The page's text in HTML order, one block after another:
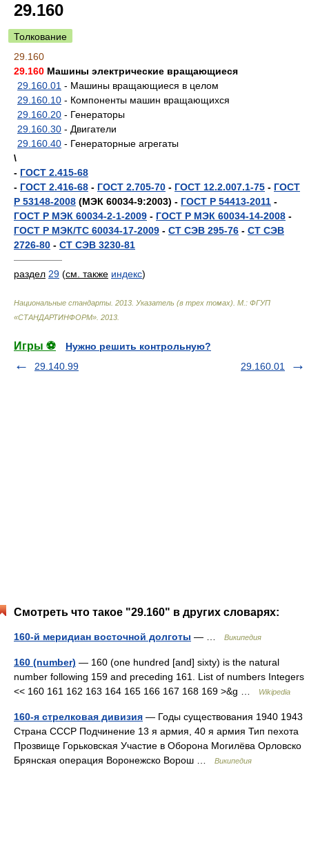
29.160
Толкование
29.160
29.160 Машины электрические вращающиеся
29.160.01 - Машины вращающиеся в целом
29.160.10 - Компоненты машин вращающихся
29.160.20 - Генераторы
29.160.30 - Двигатели
29.160.40 - Генераторные агрегаты
\
- ГОСТ 2.415-68
- ГОСТ 2.416-68 - ГОСТ 2.705-70 - ГОСТ 12.2.007.1-75 - ГОСТ
Р 53148-2008 (МЭК 60034-9:2003) - ГОСТ Р 54413-2011 -
ГОСТ Р МЭК 60034-2-1-2009 - ГОСТ Р МЭК 60034-14-2008 -
ГОСТ Р МЭК/ТС 60034-17-2009 - СТ СЭВ 295-76 - СТ СЭВ
2726-80 - СТ СЭВ 3230-81
—————
раздел 29 (см. также индекс)
Национальные стандарты. 2013. Указатель (в трех томах). М.: ФГУП
«СТАНДАРТИНФОРМ» 2013
Игры ⚽
Нужно решить контрольную?
29.140.99
29.160.01
Смотреть что такое "29.160" в других словарях:
160-й меридиан восточной долготы — … Википедия
160 (number) — 160 (one hundred [and] sixty) is the natural
number following 159 and preceding 161. List of numbers Integers
<< 160 161 162 163 164 165 166 167 168 169 >&g …
Wikipedia
160-я стрелковая дивизия — Годы существования 1940 1943
Страна СССР Подчинение 13 я армия, 40 я армия Тип пехота
Прозвище Горьковская Участие в Оборона Могилёва Орловско
Брянская операция Воронежско Ворош …
Википедия